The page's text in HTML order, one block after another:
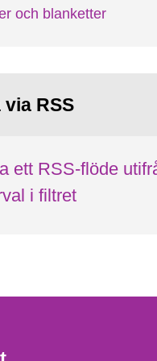
och blanketter
RSS
ett RSS-flöde
i filtret